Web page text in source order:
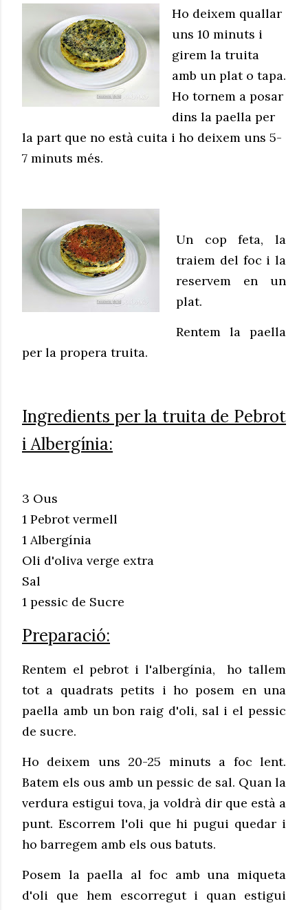
Ho deixem quallar
uns 10 minuts i
girem la truita
amb un plat o tapa.
Ho tornem a posar
dins la paella per
la part que no està cuita i ho deixem uns 5-
7 minuts més.
Un cop feta, la
traiem del foc i la
reservem en un
plat.
Rentem la paella
per la propera truita.
Ingredients per la truita de Pebrot
i Albergínia:
3 Ous
1 Pebrot vermell
1 Albergínia
Oli d'oliva verge extra
Sal
1 pessic de Sucre
Preparació:
Rentem el pebrot i l'albergínia, ho tallem
tot a quadrats petits i ho posem en una
paella amb un bon raig d'oli, sal i el pessic
de sucre.
Ho deixem uns 20-25 minuts a foc lent.
Batem els ous amb un pessic de sal. Quan la
verdura estigui tova, ja voldrà dir que està a
punt. Escorrem l'oli que hi pugui quedar i
ho barregem amb els ous batuts.
Posem la paella al foc amb una miqueta
d'oli que hem escorregut i quan estigui